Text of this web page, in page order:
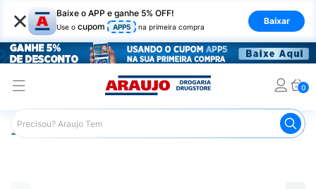
× Baixe o APP e ganhe 5% OFF!
Use o cupom APP5 na primeira compra
Baixar
0
Araujo Mercado Acessórios para Leitura